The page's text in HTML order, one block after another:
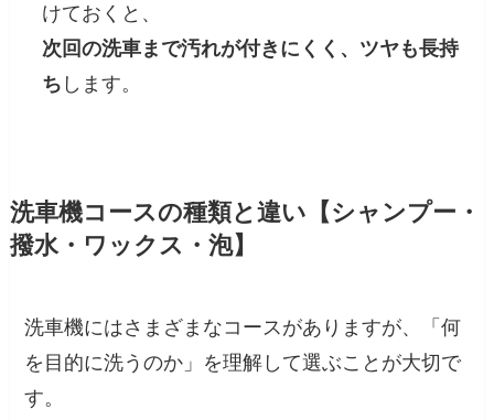
けておくと、
次回の洗車まで汚れが付きにくく、ツヤも長持
ち します。
洗車機コースの種類と違い【シャンプー・
撥水・ワックス・泡】
洗車機にはさまざまなコースがありますが、「何
を目的に洗うのか」を理解して選ぶことが大切で
す。